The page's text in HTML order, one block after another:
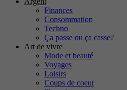
Finances
Consommation
Techno
Ça passe ou ça casse?
Art de vivre
Mode et beauté
Voyages
Loisirs
Coups de coeur